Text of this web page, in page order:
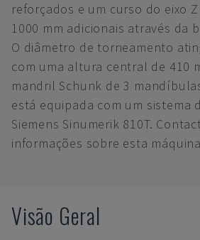
reforçados e um curso do eixo
1000 mm adicionais através da
O diâmetro de torneamento
com uma altura central de 410
mandril Schunk de 3
está equipada com um sistema
Siemens Sinumerik 810T.
informações sobre esta
Visão Geral